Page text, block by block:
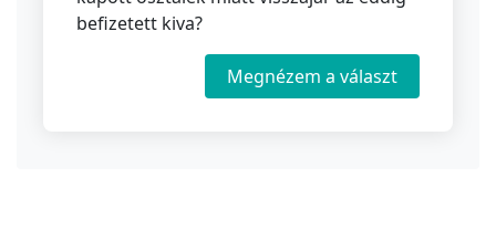
befizetett kiva?
Megnézem a választ